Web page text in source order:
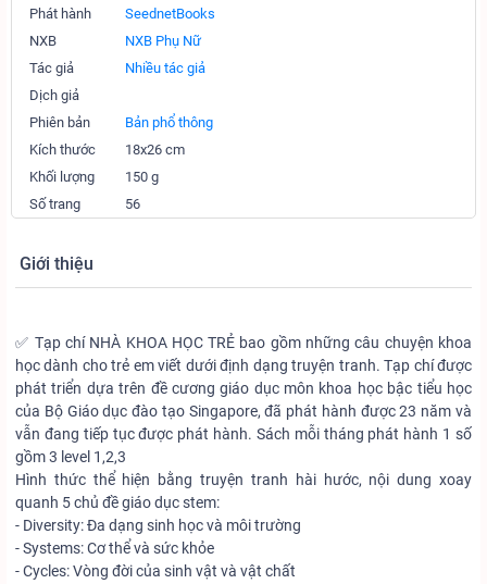
Phát hành
SeednetBooks
NXB
NXB Phụ Nữ
Tác giả
Nhiều tác giả
Dịch giả
Phiên bản
Bản phổ thông
Kích thước
18x26 cm
Khối lượng
150 g
Số trang
56
Giới thiệu
✅ Tạp chí NHÀ KHOA HỌC TRẺ bao gồm những câu chuyện khoa
học dành cho trẻ em viết dưới định dạng truyện tranh. Tạp chí được
phát triển dựa trên đề cương giáo dục môn khoa học bậc tiểu học
của Bộ Giáo dục đào tạo Singapore, đã phát hành được 23 năm và
vẫn đang tiếp tục được phát hành. Sách mỗi tháng phát hành 1 số
gồm 3 level 1,2,3
Hình thức thể hiện bằng truyện tranh hài hước, nội dung xoay
quanh 5 chủ đề giáo dục stem:
- Diversity: Đa dạng sinh học và môi trường
- Systems: Cơ thể và sức khỏe
- Cycles: Vòng đời của sinh vật và vật chất